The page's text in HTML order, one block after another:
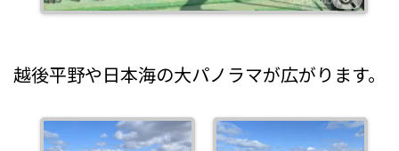
越後平野や日本海の大パノラマが広がります。